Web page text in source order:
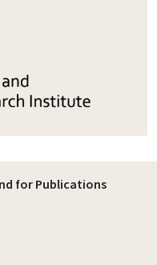
for Publications